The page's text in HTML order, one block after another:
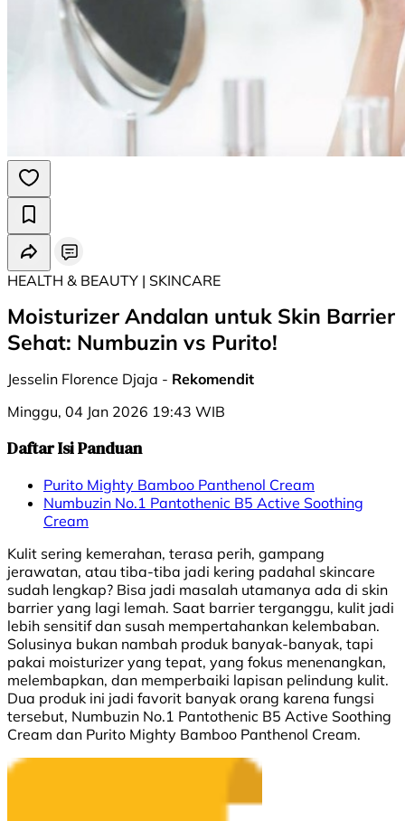
HEALTH & BEAUTY | SKINCARE
Moisturizer Andalan untuk Skin Barrier
Sehat: Numbuzin vs Purito!
Jesselin Florence Djaja - Rekomendit
Minggu, 04 Jan 2026 19:43 WIB
Daftar Isi Panduan
Purito Mighty Bamboo Panthenol Cream
Numbuzin No.1 Pantothenic B5 Active Soothing
Cream
Kulit sering kemerahan, terasa perih, gampang
jerawatan, atau tiba-tiba jadi kering padahal skincare
sudah lengkap? Bisa jadi masalah utamanya ada di skin
barrier yang lagi lemah. Saat barrier terganggu, kulit jadi
lebih sensitif dan susah mempertahankan kelembaban.
Solusinya bukan nambah produk banyak-banyak, tapi
pakai moisturizer yang tepat, yang fokus menenangkan,
melembapkan, dan memperbaiki lapisan pelindung kulit.
Dua produk ini jadi favorit banyak orang karena fungsi
tersebut, Numbuzin No.1 Pantothenic B5 Active Soothing
Cream dan Purito Mighty Bamboo Panthenol Cream.